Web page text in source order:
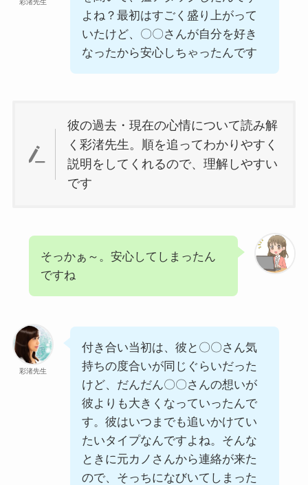
よね？最初はすごく盛り上がって
いたけど、〇〇さんが自分を好き
なったから安心しちゃったんです
彼の過去・現在の心情について読み解
く彩渚先生。順を追ってわかりやすく
説明をしてくれるので、理解しやすい
です
そっかぁ～。安心してしまったん
ですね
彩渚先生
付き合い当初は、彼と〇〇さん気
持ちの度合いが同じぐらいだった
けど、だんだん〇〇さんの想いが
彼よりも大きくなっていったんで
す。彼はいつまでも追いかけてい
たいタイプなんですよね。そんな
ときに元カノさんから連絡が来た
ので、そっちになびいてしまった